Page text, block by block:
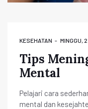
KESEHATAN MINGGU,
Tips
Mental
Pelajari cara
mental dan